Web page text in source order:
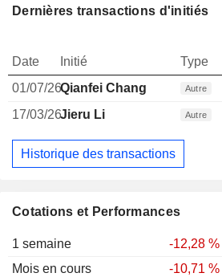
Cotations et Performances
1 semaine
-12,28 %
Mois en cours
-10,71 %
Dernières transactions d'initiés
Date Initié Type
01/07/26Qianfei Chang Autre
17/03/26Jieru Li Autre
Historique des transactions